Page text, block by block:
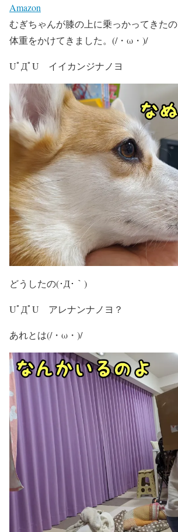
Amazon
むぎちゃんが膝の上に乗っかってきた
体重をかけてきました。(/・ω・)/
UﾟДﾟU イイカンジナノヨ
どうしたの(･Д･｀)
UﾟДﾟU アレナンナノヨ？
あれとは(/・ω・)/